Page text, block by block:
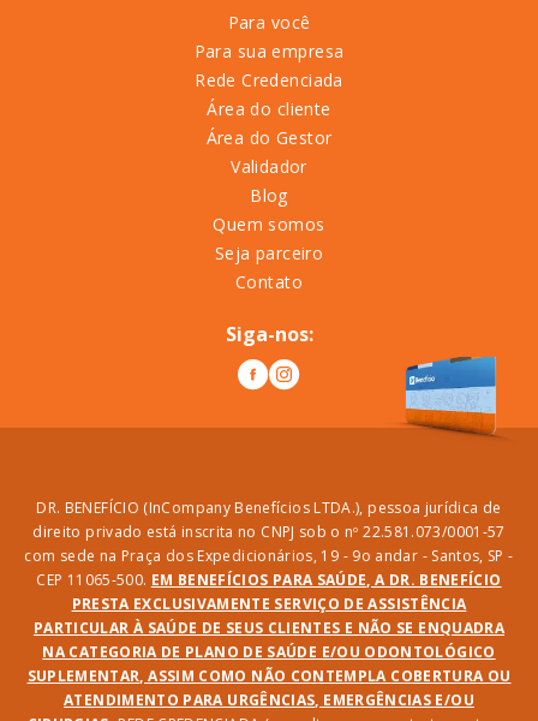
Para você
Para sua empresa
Rede Credenciada
Área do cliente
Área do Gestor
Validador
Blog
Quem somos
Seja parceiro
Contato
Siga-nos:
DR. BENEFÍCIO (InCompany Benefícios LTDA.), pessoa jurídica de
direito privado está inscrita no CNPJ sob o nº 22.581.073/0001-57
com sede na Praça dos Expedicionários, 19 - 9o andar - Santos, SP -
CEP 11065-500. EM BENEFÍCIOS PARA SAÚDE, A DR. BENEFÍCIO
PRESTA EXCLUSIVAMENTE SERVIÇO DE ASSISTÊNCIA
PARTICULAR À SAÚDE DE SEUS CLIENTES E NÃO SE ENQUADRA
NA CATEGORIA DE PLANO DE SAÚDE E/OU ODONTOLÓGICO
SUPLEMENTAR, ASSIM COMO NÃO CONTEMPLA COBERTURA OU
ATENDIMENTO PARA URGÊNCIAS, EMERGÊNCIAS E/OU